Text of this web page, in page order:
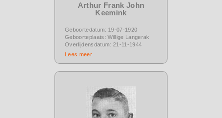
Arthur Frank John
Keemink
Geboortedatum: 19-07-1920
Geboorteplaats: Willige Langerak
Overlijdensdatum: 21-11-1944
Lees meer